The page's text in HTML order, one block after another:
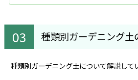
種類別ガーデニング土
種類別ガーデニング土について解説して